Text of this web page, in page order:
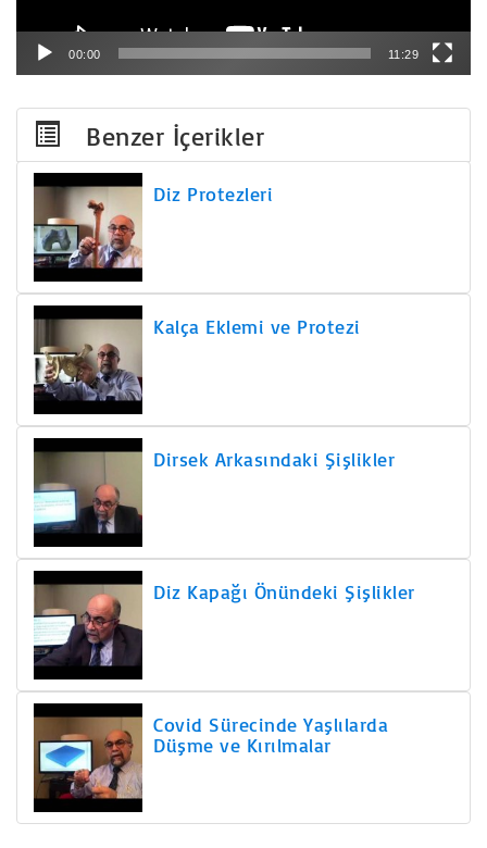
00:00 11:29
Benzer İçerikler
Diz Protezleri
Kalça Eklemi ve Protezi
Dirsek Arkasındaki Şişlikler
Diz Kapağı Önündeki Şişlikler
Covid Sürecinde Yaşlılarda
Düşme ve Kırılmalar